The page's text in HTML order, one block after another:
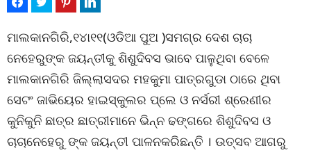
ମାଲକାନଗିରି,୧୪ା୧୧(ଓଡିଆ ପୁଅ )ସମଗ୍ର ଦେଶ ଚାଚା
ନେହେରୁଙ୍କ ଜୟନ୍ତୀକୁ ଶିଶୁଦିବସ ଭାବେ ପାଳୁଥିବା ବେଳେ
ମାଲକାନଗିରି ଜିଲ୍ଲାସଦର ମହକୁମା ପାତ୍ରଗୁଡା ଠାରେ ଥିବା
ସେଟଂ ଜାଭିୟେର ହାଇସ୍କୁଲର ପ୍ଲେ ଓ ନର୍ସରୀ ଶ୍ରେଣୀର
କୁନିକୁନି ଛାତ୍ର ଛାତ୍ରୀମାନେ ଭିନ୍ନ ଢଙ୍ଗରେ ଶିଶୁଦିବସ ଓ
ଚାଚାନେହେରୁ ଙ୍କ ଜୟନ୍ତୀ ପାଳନକରିଛନ୍ତି । ଉତ୍ସବ ଆଗରୁ